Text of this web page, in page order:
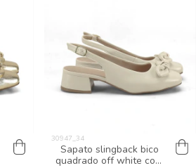
Sapato slingback bico
quadrado off white com